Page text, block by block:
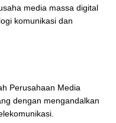
media massa digital
komunikasi dan
Perusahaan Media
dengan mengandalkan